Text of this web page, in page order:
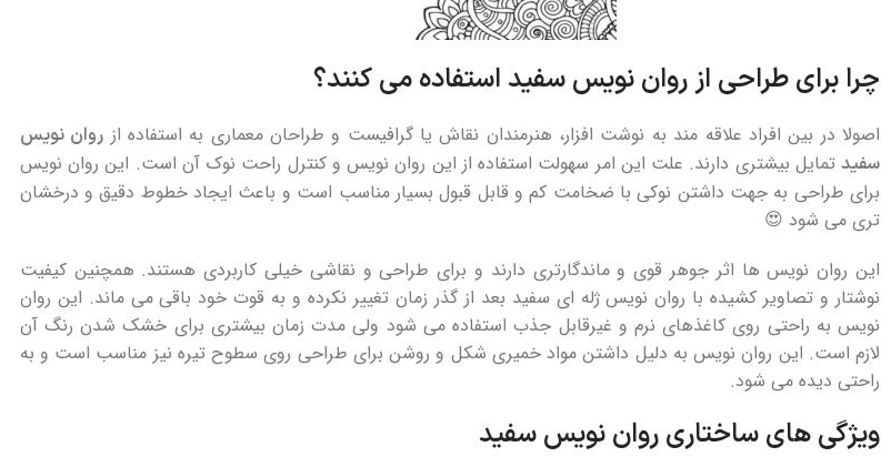
چرا برای طراحی از روان نویس سفید استفاده می‌ کنند؟
اصولا در بین افراد علاقه‌ مند به نوشت‌ افزار، هنرمندان نقاش یا گرافیست و طراحان معماری به استفاده از روان نویس
سفید تمایل بیشتری دارند. علت این امر سهولت استفاده از این روان نویس‌ و کنترل راحت نوک آن است. این روان نویس
برای طراحی به جهت داشتن نوکی با ضخامت کم و قابل قبول بسیار مناسب است و باعث ایجاد خطوط دقیق و درخشان‌
تری می‌ شود 😍
این روان نویس‌ ها اثر جوهر قوی و ماندگارتری دارند و برای طراحی و نقاشی خیلی کاربردی هستند. همچنین کیفیت
نوشتار و تصاویر کشیده با روان نویس ژله ای سفید بعد از گذر زمان تغییر نکرده و به قوت خود باقی می‌ ماند. این روان
نویس به راحتی روی کاغذهای نرم و غیرقابل جذب استفاده می‌ شود ولی مدت زمان بیشتری برای خشک‌ شدن رنگ آن
لازم است. این روان نویس به دلیل داشتن مواد خمیری شکل و روشن برای طراحی روی سطوح تیره نیز‌ مناسب است و به
راحتی دیده می‌ شود.
ویژگی‌ های ساختاری روان نویس سفید